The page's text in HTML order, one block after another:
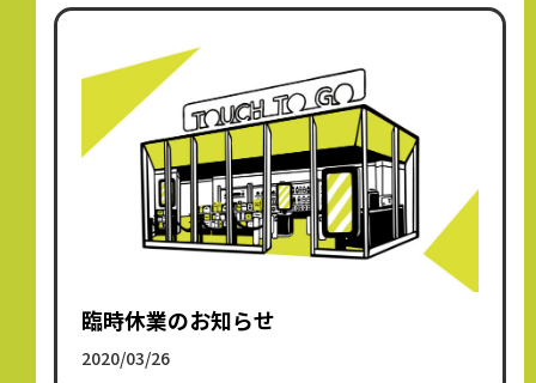
臨時休業のお知らせ
2020/03/26